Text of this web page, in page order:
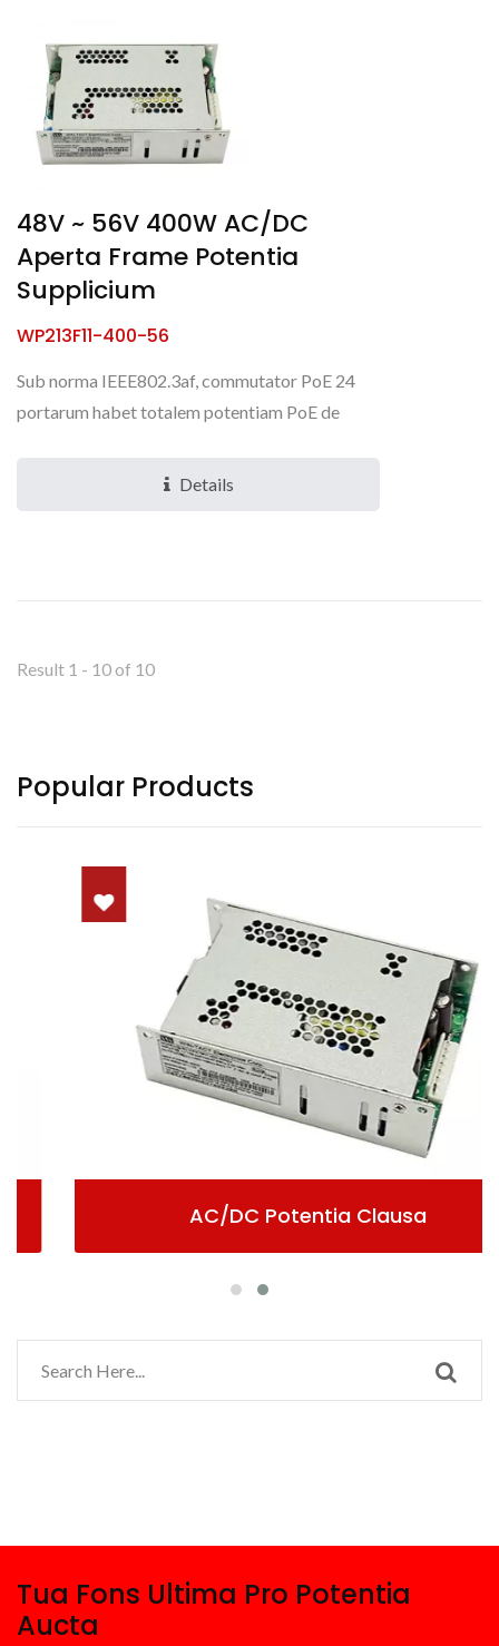
48V ~ 56V 400W AC/DC
Aperta Frame Potentia
Supplicium
WP213F11-400-56
Sub norma IEEE802.3af, commutator PoE 24
portarum habet totalem potentiam PoE de
potestatem solum 12 portis...
Details
Result 1 - 10 of 10
Popular Products
AC/DC Potentia Clausa
Tua Fons Ultima Pro Potentia
Aucta